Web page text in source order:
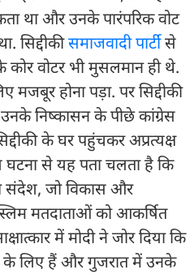
था और उनके पारंपरिक वोट
सिद्दीकीसमाजवादी पार्टीसे
कोर वोटर भी मुसलमान ही थे.
मजबूर होना पड़ा. पर सिद्दीकी
निष्कासन के पीछे कांग्रेस
के घर पहुंचकर अप्रत्यक्ष
से यह पता चलता है कि
संदेश, जो विकास और
मतदाताओं को आकर्षित
में मोदी ने जोर दिया कि
के लिए हैं और गुजरात में उनके